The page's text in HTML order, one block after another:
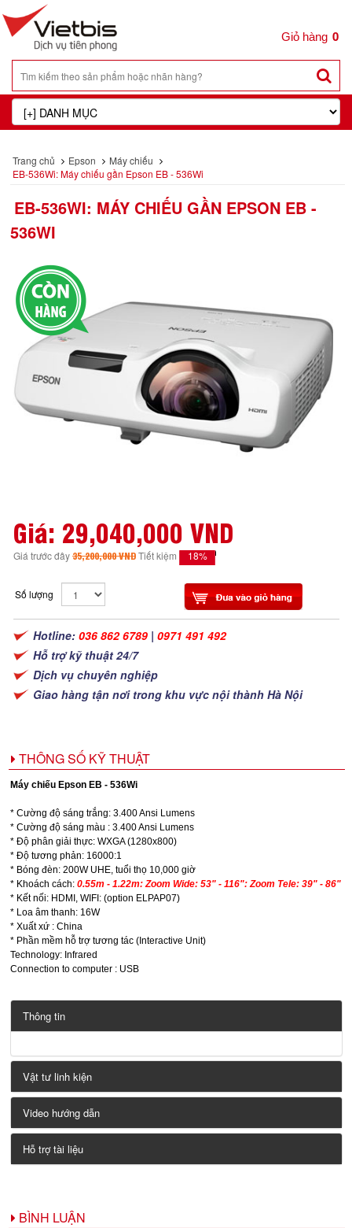
0
Trang chủ Epson
Máy chiếu
EB-536Wi: Máy chiếu gần Epson EB - 536Wi
EB-536WI: MÁY CHIẾU GẦN EPSON EB -
536WI
Giá: 29,040,000 VND
Giá trước đây35,200,000 VNDTiết kiệm 18%
Số lượng
Hotline: 036 862 6789 | 0971 491 492
Hỗ trợ kỹ thuật 24/7
Dịch vụ chuyên nghiệp
Giao hàng tận nơi trong khu vực nội thành Hà Nội
THÔNG SỐ KỸ THUẬT
Máy chiếu Epson EB - 536Wi
* Cường độ sáng trắng: 3.400 Ansi Lumens
* Cường độ sáng màu : 3.400 Ansi Lumens
* Độ phân giải thực: WXGA (1280x800)
* Độ tương phản: 16000:1
* Bóng đèn: 200W UHE, tuổi thọ 10,000 giờ
* Khoách cách: 0.55m - 1.22m: Zoom Wide: 53" - 116": Zoom Tele: 39" - 86"
* Kết nối: HDMI, WIFI: (option ELPAP07)
* Loa âm thanh: 16W
* Xuất xứ : China
* Phần mềm hỗ trợ tương tác (Interactive Unit)
Technology: Infrared
Connection to computer : USB
Thông tin
Vật tư linh kiện
Video hướng dẫn
Hỗ trợ tài liệu
BÌNH LUẬN